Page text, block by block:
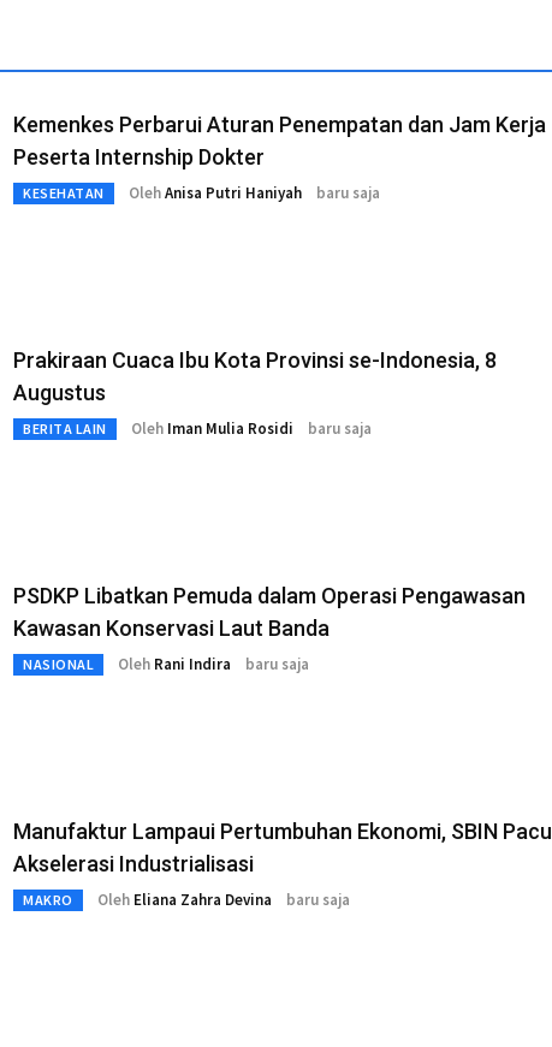
Kemenkes Perbarui Aturan Penempatan dan Jam Kerja
Peserta Internship Dokter
KESEHATAN OlehAnisa Putri Haniyah baru saja
Prakiraan Cuaca Ibu Kota Provinsi se-Indonesia, 8
Augustus
BERITA LAIN Oleh Iman Mulia Rosidi baru saja
PSDKP Libatkan Pemuda dalam Operasi Pengawasan
Kawasan Konservasi Laut Banda
NASIONAL Oleh Rani Indira baru saja
Manufaktur Lampaui Pertumbuhan Ekonomi, SBIN Pacu
Akselerasi Industrialisasi
MAKRO Oleh Eliana Zahra Devina baru saja